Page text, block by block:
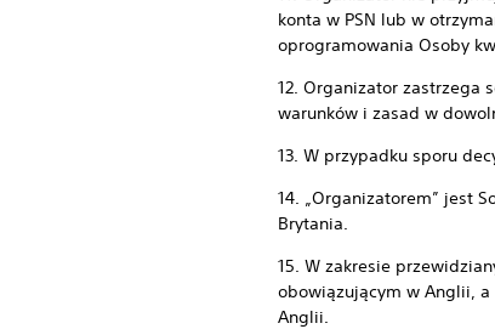
konta w PSN lub w
oprogramowania Osoby
12. Organizator zastrzega
warunków i zasad w
13. W przypadku sporu
14. „Organizatorem” jest
Brytania.
15. W zakresie
obowiązującym w Anglii,
Anglii.